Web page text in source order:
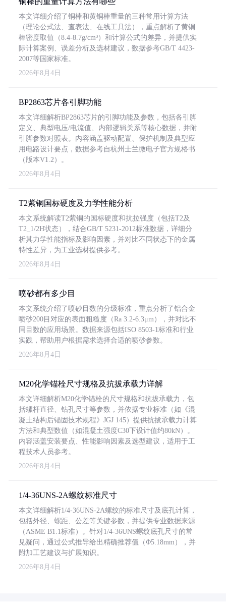
本文详细介绍了铜棒和黄铜棒重量的三种常用计算方法
（理论公式法、查表法、在线工具法），重点解析了黄铜
棒密度取值（8.4-8.7g/cm³）和计算公式的差异，并提供实
际计算案例、误差分析及选材建议，数据参考GB/T 4423-
2007等国家标准。
2026年8月4日
BP2863芯片各引脚功能
本文详细解析BP2863芯片的引脚功能及参数，包括各引脚
定义、典型电压/电流值、内部逻辑关系等核心数据，并附
引脚参数对照表。内容涵盖驱动配置、保护机制及典型应
用电路设计要点，数据参考自杭州士兰微电子官方规格书
（版本V1.2）。
2026年8月4日
T2紫铜国标硬度及力学性能分析
本文系统解读T2紫铜的国标硬度和抗拉强度（包括T2及
T2_1/2H状态），结合GB/T 5231-2012标准数据，详细分
析其力学性能指标及影响因素，并对比不同状态下的金属
特性差异，为工业选材提供参考。
2026年8月4日
喷砂都有多少目
本文系统介绍了喷砂目数的分级标准，重点分析了铝合金
喷砂200目对应的表面粗糙度（Ra 3.2-6.3μm），并对比不
同目数的应用场景。数据来源包括ISO 8503-1标准和行业
实践，帮助用户根据需求选择合适的喷砂参数。
2026年8月4日
M20化学锚栓尺寸规格及抗拔承载力详解
本文详细解析M20化学锚栓的尺寸规格和抗拔承载力，包
括螺杆直径、钻孔尺寸等参数，并依据专业标准（如《混
凝土结构后锚固技术规程》JGJ 145）提供抗拔承载力计算
方法和典型数值（如混凝土强度C30下设计值约80kN）。
内容涵盖安装要点、性能影响因素及选型建议，适用于工
程技术人员参考。
2026年8月4日
1/4-36UNS-2A螺纹标准尺寸
本文详细解析1/4-36UNS-2A螺纹的标准尺寸及底孔计算，
包括外径、螺距、公差等关键参数，并提供专业数据来源
（ASME B1.1标准）。针对1/4-36UNS螺纹底孔尺寸的常
见疑问，通过公式推导给出精确推荐值（Φ5.18mm），并
附加工艺建议与扩展知识。
2026年8月4日